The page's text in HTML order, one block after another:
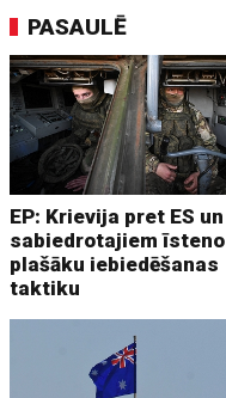
PASAULĒ
EP: Krievija pret ES un
sabiedrotajiem īsteno
plašāku iebiedēšanas
taktiku